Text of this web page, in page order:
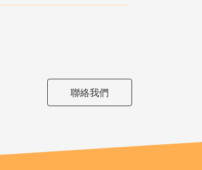
聯絡我們